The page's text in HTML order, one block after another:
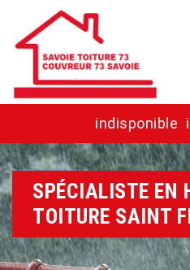
indisponible
SPÉCIALISTE EN
TOITURE SAINT